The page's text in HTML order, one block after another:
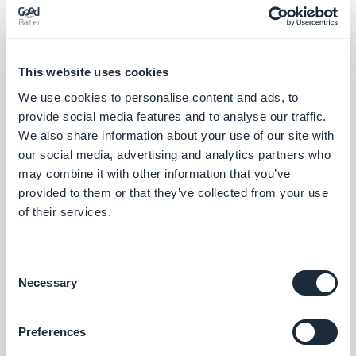
This website uses cookies
We use cookies to personalise content and ads, to
provide social media features and to analyse our traffic.
We also share information about your use of our site with
our social media, advertising and analytics partners who
may combine it with other information that you’ve
provided to them or that they’ve collected from your use
of their services.
Selection
Necessary
Preferences
seulement répond à vos besoins, mais qui
application.